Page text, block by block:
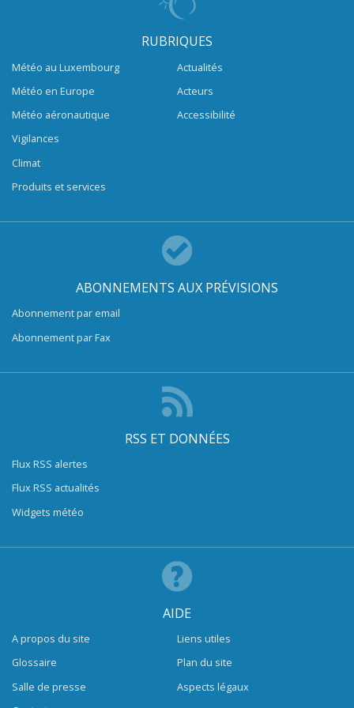
RUBRIQUES
Météo au Luxembourg
Météo en Europe
Météo aéronautique
Vigilances
Climat
Produits et services
Actualités
Acteurs
Accessibilité
ABONNEMENTS AUX PRÉVISIONS
Abonnement par email
Abonnement par Fax
RSS ET DONNÉES
Flux RSS alertes
Flux RSS actualités
Widgets météo
AIDE
A propos du site
Glossaire
Salle de presse
Liens utiles
Plan du site
Aspects légaux